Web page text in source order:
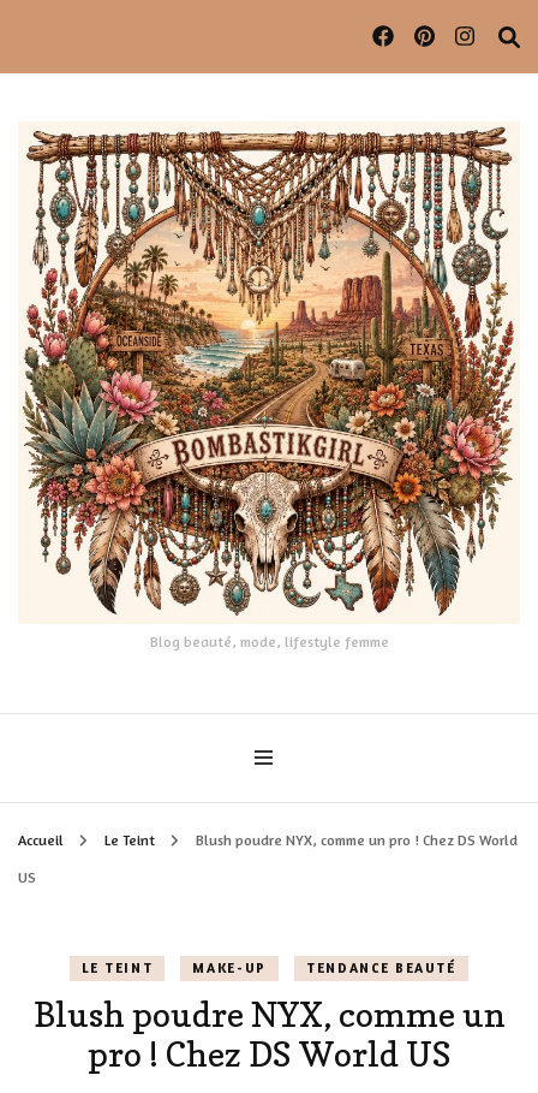
Blog beauté, mode, lifestyle femme
Accueil Le Teint Blush poudre NYX, comme un pro ! Chez DS World
US
LE TEINT MAKE-UP TENDANCE BEAUTÉ
Blush poudre NYX, comme un
pro ! Chez DS World US